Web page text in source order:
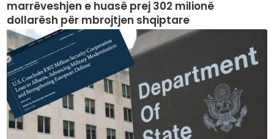
marrëveshjen e huasë prej 302 milionë
dollarësh për mbrojtjen shqiptare